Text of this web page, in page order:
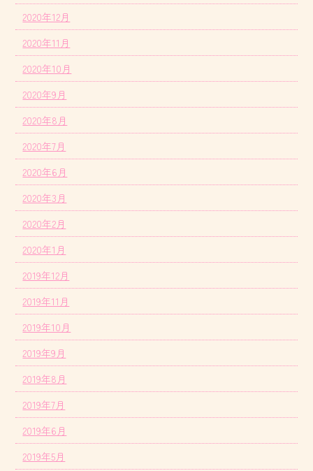
2020年12月
2020年11月
2020年10月
2020年9月
2020年8月
2020年7月
2020年6月
2020年3月
2020年2月
2020年1月
2019年12月
2019年11月
2019年10月
2019年9月
2019年8月
2019年7月
2019年6月
2019年5月